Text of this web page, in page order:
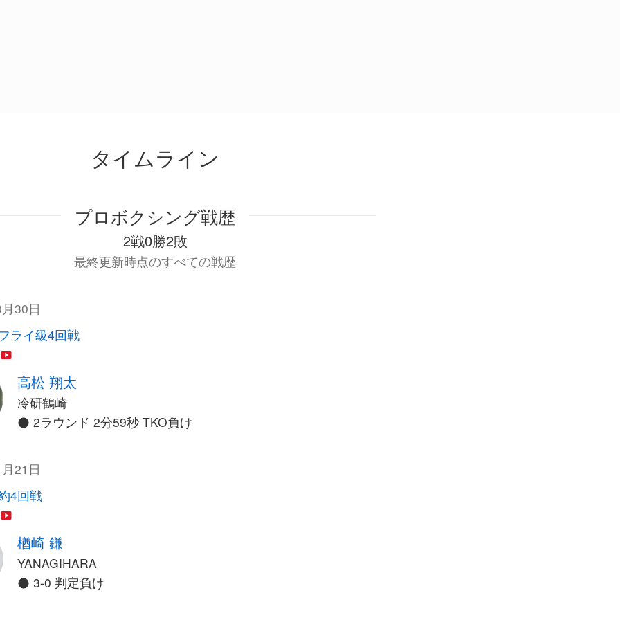
タイムライン
プロボクシング戦歴
2戦0勝2敗
最終更新時点のすべての戦歴
30日
ライ級4回戦
高松 翔太
冷研鶴崎
2ラウンド 2分59秒 TKO負け
21日
4回戦
楢崎 鎌
YANAGIHARA
3-0 判定負け